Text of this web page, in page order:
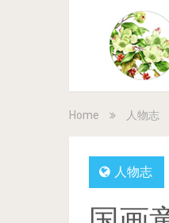
Home 人物志
人物志